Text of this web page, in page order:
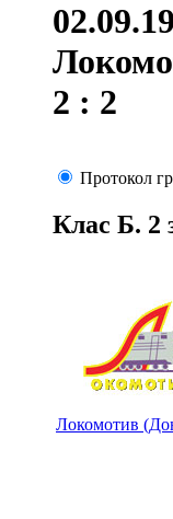
2 : 2
Протокол
Клас Б. 2
Локомотив